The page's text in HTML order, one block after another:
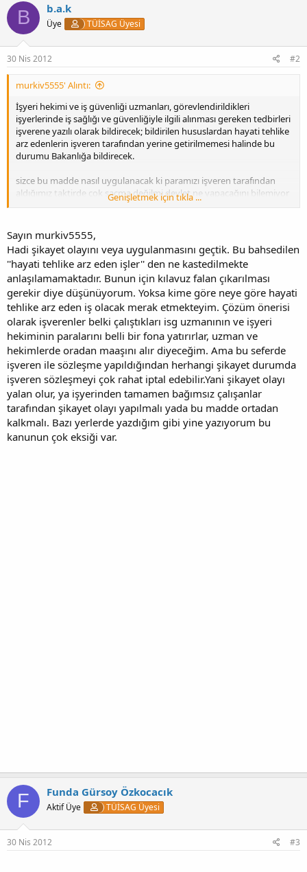
B b.a.k
Üye TÜİSAG Üyesi
30 Nis 2012 #2
murkiv5555' Alıntı:
İşyeri hekimi ve iş güvenliği uzmanları, görevlendirildikleri
işyerlerinde iş sağlığı ve güvenliğiyle ilgili alınması gereken tedbirleri
işverene yazılı olarak bildirecek; bildirilen hususlardan hayati tehlike
arz edenlerin işveren tarafından yerine getirilmemesi halinde bu
durumu Bakanlığa bildirecek.
sizce bu madde nasıl uygulanacak ki paramızı işveren tarafından
aldığımız taktirde çok saçma değilmi devlet ne yapacağını bilemiyor
kanunun ne getireceğini kestiremiyor...
Genişletmek için tıkla ...
Sayın murkiv5555,
Hadi şikayet olayını veya uygulanmasını geçtik. Bu bahsedilen
''hayati tehlike arz eden işler'' den ne kastedilmekte
anlaşılamamaktadır. Bunun için kılavuz falan çıkarılması
gerekir diye düşünüyorum. Yoksa kime göre neye göre hayati
tehlike arz eden iş olacak merak etmekteyim. Çözüm önerisi
olarak işverenler belki çalıştıkları isg uzmanının ve işyeri
hekiminin paralarını belli bir fona yatırırlar, uzman ve
hekimlerde oradan maaşını alır diyeceğim. Ama bu seferde
işveren ile sözleşme yapıldığından herhangi şikayet durumda
işveren sözleşmeyi çok rahat iptal edebilir.Yani şikayet olayı
yalan olur, ya işyerinden tamamen bağımsız çalışanlar
tarafından şikayet olayı yapılmalı yada bu madde ortadan
kalkmalı. Bazı yerlerde yazdığım gibi yine yazıyorum bu
kanunun çok eksiği var.
F Funda Gürsoy Özkocacık
Aktif Üye TÜİSAG Üyesi
30 Nis 2012 #3